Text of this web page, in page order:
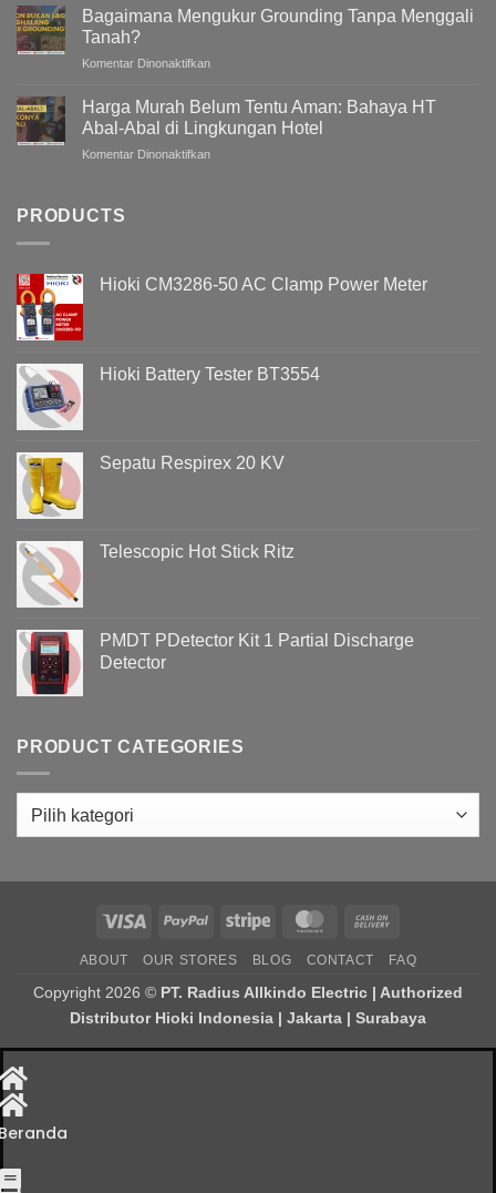
Sistem
Kelistrikan
Tegangan
Listrik
/
Meningkat
Pada
Malam
Hari
&
Hioki
Bagaimana Mengukur Grounding Tanpa Menggali
Tanah?
Komentar Dinonaktifkanpada
Mengukur
Grounding
Tanpa
Menggali
Harga Murah Belum Tentu Aman: Bahaya HT
Abal-Abal di Lingkungan Hotel
Komentar Dinonaktifkanpada
HT
Hotel
PRODUCTS
Hioki CM3286-50 AC Clamp Power Meter
Hioki Battery Tester BT3554
Sepatu Respirex 20 KV
Telescopic Hot Stick Ritz
PMDT PDetector Kit 1 Partial Discharge
Detector
PRODUCT CATEGORIES
Visa PayPal Stripe MasterCard
Delivery
ABOUT OUR STORES BLOG CONTACT FAQ
Copyright 2026 © PT. Radius Allkindo Electric | Authorized
Distributor Hioki Indonesia | Jakarta | Surabaya